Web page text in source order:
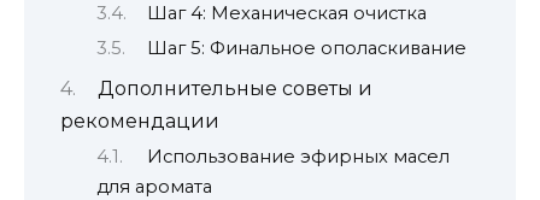
Шаг 4: Механическая очистка
Шаг 5: Финальное ополаскивание
Дополнительные советы и
рекомендации
Использование эфирных масел
для аромата